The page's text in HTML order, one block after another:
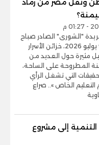
"الشورى" الصادر صباح
غدٍ الخميس، الموافق 9 يوليو 2026، خزائن الأسرار
مثيرة حول العديد من
المطروحة على الساحة،
التي تشغل الرأي
التعليم الخاص ».. صراع
إلى مشروع